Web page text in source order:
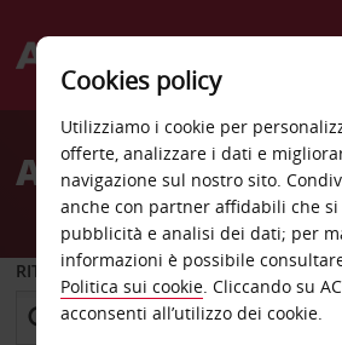
Welcome
AvisAutonoleggio
RITIRO DA
Cookies policy
Utilizziamo i cookie per
offerte, analizzare i dati e
navigazione sul nostro sito.
anche con partner affidabili che
pubblicità e analisi dei dati; per
informazioni è possibile
Politica sui cookie. Cliccando su
acconsenti all’utilizzo dei cookie.